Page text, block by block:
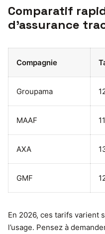
Comparatif
d’assurance
Compagnie
Groupama
MAAF
AXA
GMF
En 2026, ces tarifs varient
l’usage. Pensez à